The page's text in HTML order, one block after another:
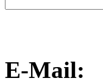
E-Mail: